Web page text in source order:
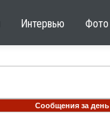
Интервью Фото
Сообщения за день